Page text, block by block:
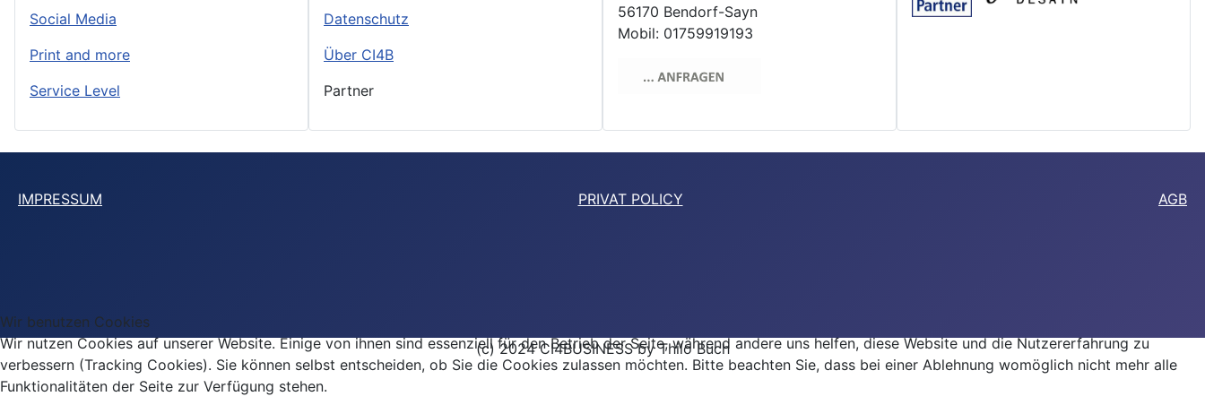
Social Media
Print and more
Service Level
Datenschutz
Über CI4B
Partner
56170 Bendorf-Sayn
Mobil: 01759919193
IMPRESSUM PRIVAT POLICY AGB
(c) 2024 CI4BUSINESS by Thilo Buch
Wir benutzen Cookies
Wir nutzen Cookies auf unserer Website. Einige von ihnen sind essenziell für den Betrieb der Seite, während andere uns helfen, diese Website und die Nutzererfahrung zu
verbessern (Tracking Cookies). Sie können selbst entscheiden, ob Sie die Cookies zulassen möchten. Bitte beachten Sie, dass bei einer Ablehnung womöglich nicht mehr alle
Funktionalitäten der Seite zur Verfügung stehen.